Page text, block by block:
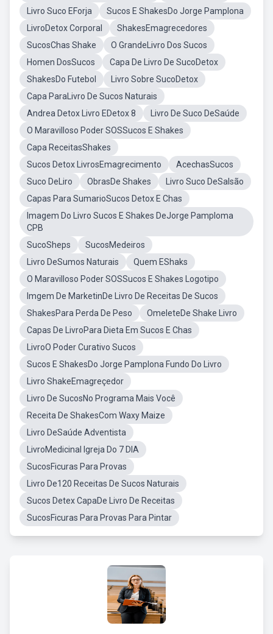
Livro Suco EForja
Sucos E ShakesDo Jorge Pamplona
LivroDetox Corporal
ShakesEmagrecedores
SucosChas Shake
O GrandeLivro Dos Sucos
Homen DosSucos
Capa De Livro De SucoDetox
ShakesDo Futebol
Livro Sobre SucoDetox
Capa ParaLivro De Sucos Naturais
Andrea Detox Livro EDetox 8
Livro De Suco DeSaúde
O Maravilloso Poder SOSSucos E Shakes
Capa ReceitasShakes
Sucos Detox LivrosEmagrecimento
AcechasSucos
Suco DeLiro
ObrasDe Shakes
Livro Suco DeSalsão
Capas Para SumarioSucos Detox E Chas
Imagem Do Livro Sucos E Shakes DeJorge Pamploma
CPB
SucoSheps
SucosMedeiros
Livro DeSumos Naturais
Quem EShaks
O Maravilloso Poder SOSSucos E Shakes Logotipo
Imgem De MarketinDe Livro De Receitas De Sucos
ShakesPara Perda De Peso
OmeleteDe Shake Livro
Capas De LivroPara Dieta Em Sucos E Chas
LivroO Poder Curativo Sucos
Sucos E ShakesDo Jorge Pamplona Fundo Do Livro
Livro ShakeEmagreçedor
Livro De SucosNo Programa Mais Você
Receita De ShakesCom Waxy Maize
Livro DeSaúde Adventista
LivroMedicinal Igreja Do 7 DIA
SucosFicuras Para Provas
Livro De120 Receitas De Sucos Naturais
Sucos Detex CapaDe Livro De Receitas
SucosFicuras Para Provas Para Pintar